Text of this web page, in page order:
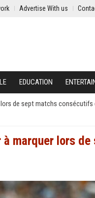
Advertise With us
EDUCATION
de sept matchs consécutifs
marquer lors de